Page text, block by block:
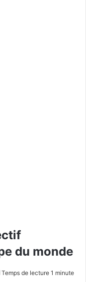
du monde
Temps de lecture 1 minute